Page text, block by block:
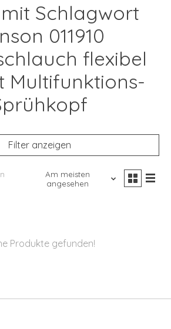
Schlagwort
011910
flexibel
Multifunktions-
Filter anzeigen
Am meisten
angesehen
Produkte gefunden!